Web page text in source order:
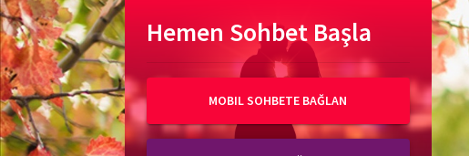
Hemen Sohbet Başla
MOBIL SOHBETE BAĞLAN